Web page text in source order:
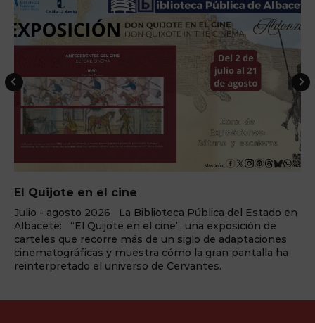
del Estado en
exposición de
adaptaciones
pantalla ha
ELEMENTS Cena+espectáculo
¿Preparado para el cambio? La fuerza
llega a Benidorm Palace La sala de
Palace, enclavada en la capital
Blanca, vuelve a reinventarse una
redefinir la forma en la que se vive el